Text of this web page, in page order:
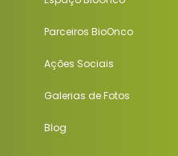
Parceiros BioOnco
Ações Sociais
Galerias de Fotos
Blog